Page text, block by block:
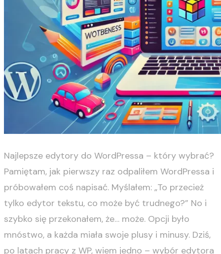
Najlepsze edytory do WordPressa – który wybrać?
Pamiętam, jak pierwszy raz odpaliłem WordPressa i
próbowałem coś napisać. Myślałem: „To przecież
tylko edytor tekstu, co może być trudnego?” No i
szybko się przekonałem, że… może. Opcji było
mnóstwo, a każda miała swoje plusy i minusy. Dziś,
po latach pracy z WP, wiem jedno – wybór edytora